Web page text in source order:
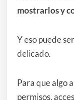
mostrarlos y
Y eso puede
delicado.
Para que algo
permisos,